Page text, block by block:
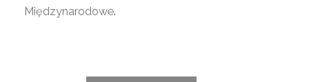
Międzynarodowe.